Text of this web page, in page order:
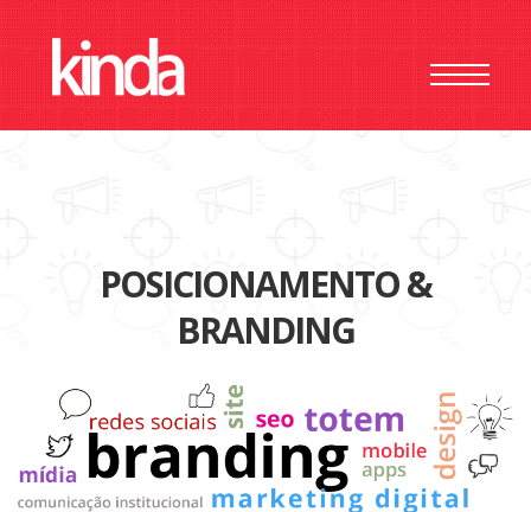
HOME
SOBRE
PORTFÓLIO
CONTATO
POSICIONAMENTO &
BRANDING